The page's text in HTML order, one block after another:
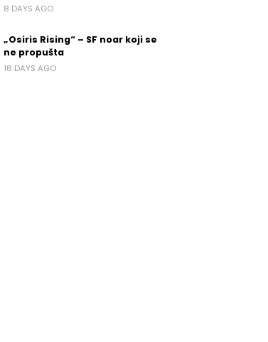
8 DAYS AGO
„Osiris Rising“ – SF noar koji se
ne propušta
18 DAYS AGO